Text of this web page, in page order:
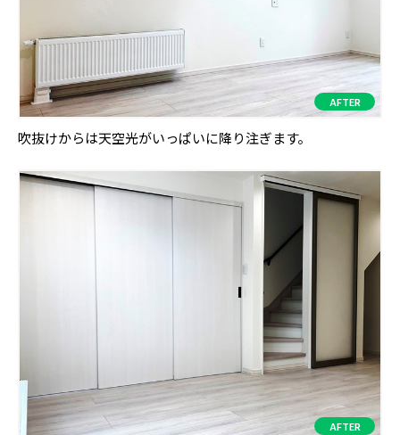
吹抜けからは天空光がいっぱいに降り注ぎます。